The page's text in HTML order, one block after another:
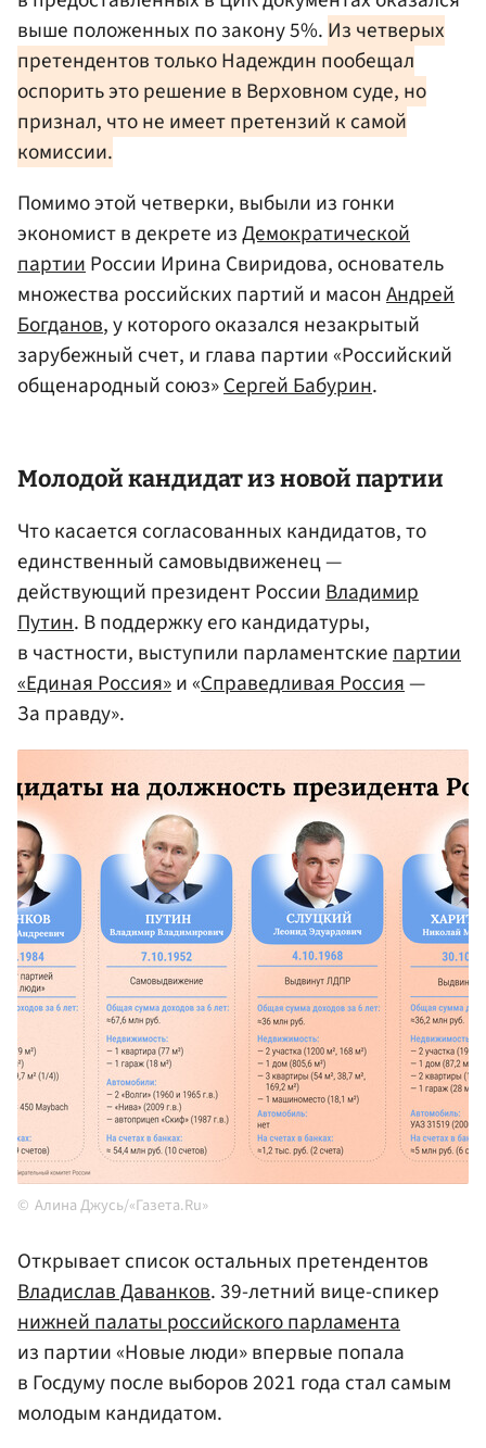
выше положенных по закону 5%. Из четверых
претендентов только Надеждин пообещал
оспорить это решение в Верховном суде, но
признал, что не имеет претензий к самой
комиссии.
Помимо этой четверки, выбыли из гонки
экономист в декрете изДемократической
партииРоссии Ирина Свиридова, основатель
множества российских партий и масонАндрей
Богданов, у которого оказался незакрытый
зарубежный счет, и глава партии «Российский
общенародный союз»Сергей Бабурин.
Молодой кандидат из новой партии
Что касается согласованных кандидатов, то
единственный самовыдвиженец —
действующий президент РоссииВладимир
Путин. В поддержку его кандидатуры,
в частности, выступили парламентскиепартии
«Единая Россия»и «Справедливая Россия—
За правду».
Алина Джусь/«Газета.Ru»
Открывает список остальных претендентов
Владислав Даванков. 39-летний вице-спикер
нижней палаты российского парламента
из партии «Новые люди»впервые попала
в Госдуму после выборов 2021 года стал самым
молодым кандидатом.